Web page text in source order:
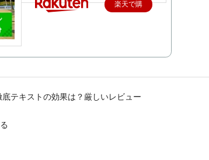
楽天で購
テキストの効果は？厳しいレビュー